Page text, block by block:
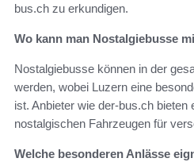
bus.ch zu erkundigen.
Wo kann man Nostalgiebusse
Nostalgiebusse können in der
werden, wobei Luzern eine
ist. Anbieter wie der-bus.ch bieten
nostalgischen Fahrzeugen für
Welche besonderen Anlässe